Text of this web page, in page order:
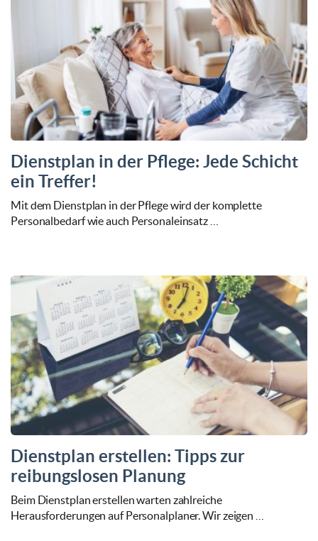
Dienstplan in der Pflege: Jede Schicht
ein Treffer!
Mit dem Dienstplan in der Pflege wird der komplette
Personalbedarf wie auch Personaleinsatz …
Dienstplan erstellen: Tipps zur
reibungslosen Planung
Beim Dienstplan erstellen warten zahlreiche
Herausforderungen auf Personalplaner. Wir zeigen …